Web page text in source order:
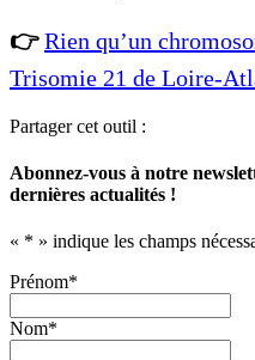
👉 Rien qu’un
Trisomie 21 de Loire-
Partager cet outil :
Abonnez-vous à notre
dernières actualités !
« * » indique les champs
Prénom*
Nom*